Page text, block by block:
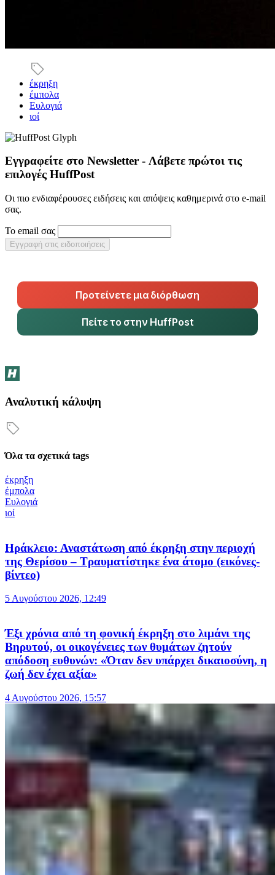
έκρηξη
έμπολα
Ευλογιά
ιοί
Εγγραφείτε στο Newsletter - Λάβετε πρώτοι τις
επιλογές HuffPost
Οι πιο ενδιαφέρουσες ειδήσεις και απόψεις καθημερινά στο e-mail
σας.
Το email σας
Εγγραφή στις ειδοποιήσεις
Προτείνετε μια διόρθωση
Πείτε το στην HuffPost
Αναλυτική κάλυψη
Όλα τα σχετικά tags
έκρηξη
έμπολα
Ευλογιά
ιοί
Ηράκλειο: Αναστάτωση από έκρηξη στην περιοχή
της Θερίσου – Τραυματίστηκε ένα άτομο (εικόνες-
βίντεο)
5 Αυγούστου 2026, 12:49
Έξι χρόνια από τη φονική έκρηξη στο λιμάνι της
Βηρυτού, οι οικογένειες των θυμάτων ζητούν
απόδοση ευθυνών: «Όταν δεν υπάρχει δικαιοσύνη, η
ζωή δεν έχει αξία»
4 Αυγούστου 2026, 15:57